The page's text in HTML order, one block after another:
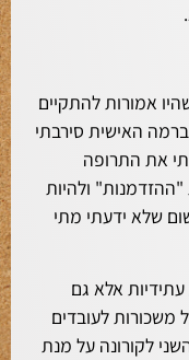
59 הרצאות שהיו אמורות להתקיים
האישית סירבתי
את התרופה
ולהיות
שלא ידעתי מתי
אלא גם
משכורות לעובדים
לקורונה על מנת